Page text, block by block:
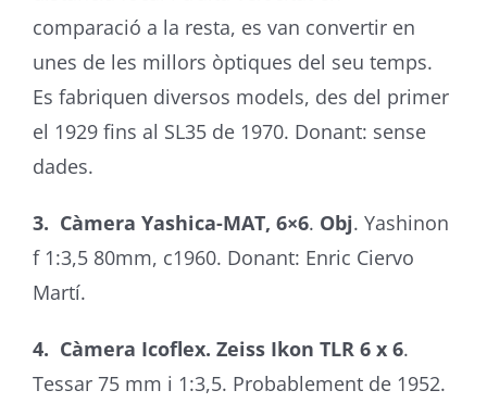
comparació a la resta, es van convertir en
unes de les millors òptiques del seu temps.
Es fabriquen diversos models, des del primer
el 1929 fins al SL35 de 1970. Donant: sense
dades.
3. Càmera Yashica-MAT, 6×6. Obj. Yashinon
f 1:3,5 80mm, c1960. Donant: Enric Ciervo
Martí.
4. Càmera Icoflex. Zeiss Ikon TLR 6 x 6.
Tessar 75 mm i 1:3,5. Probablement de 1952.